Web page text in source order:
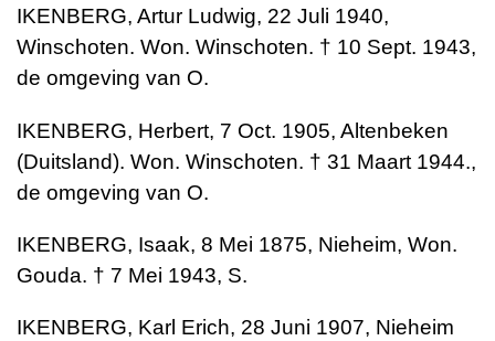
IKENBERG, Artur Ludwig, 22 Juli 1940,
Winschoten. Won. Winschoten. † 10 Sept. 1943,
de omgeving van O.
IKENBERG, Herbert, 7 Oct. 1905, Altenbeken
(Duitsland). Won. Winschoten. † 31 Maart 1944.,
de omgeving van O.
IKENBERG, Isaak, 8 Mei 1875, Nieheim, Won.
Gouda. † 7 Mei 1943, S.
IKENBERG, Karl Erich, 28 Juni 1907, Nieheim